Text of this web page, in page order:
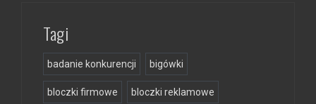
Tagi
badanie konkurencji bigówki
bloczki firmowe bloczki reklamowe